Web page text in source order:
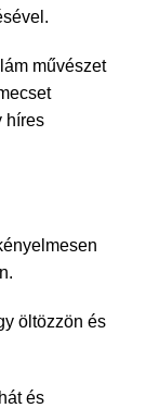
művészet
híres
öltözzön és
és